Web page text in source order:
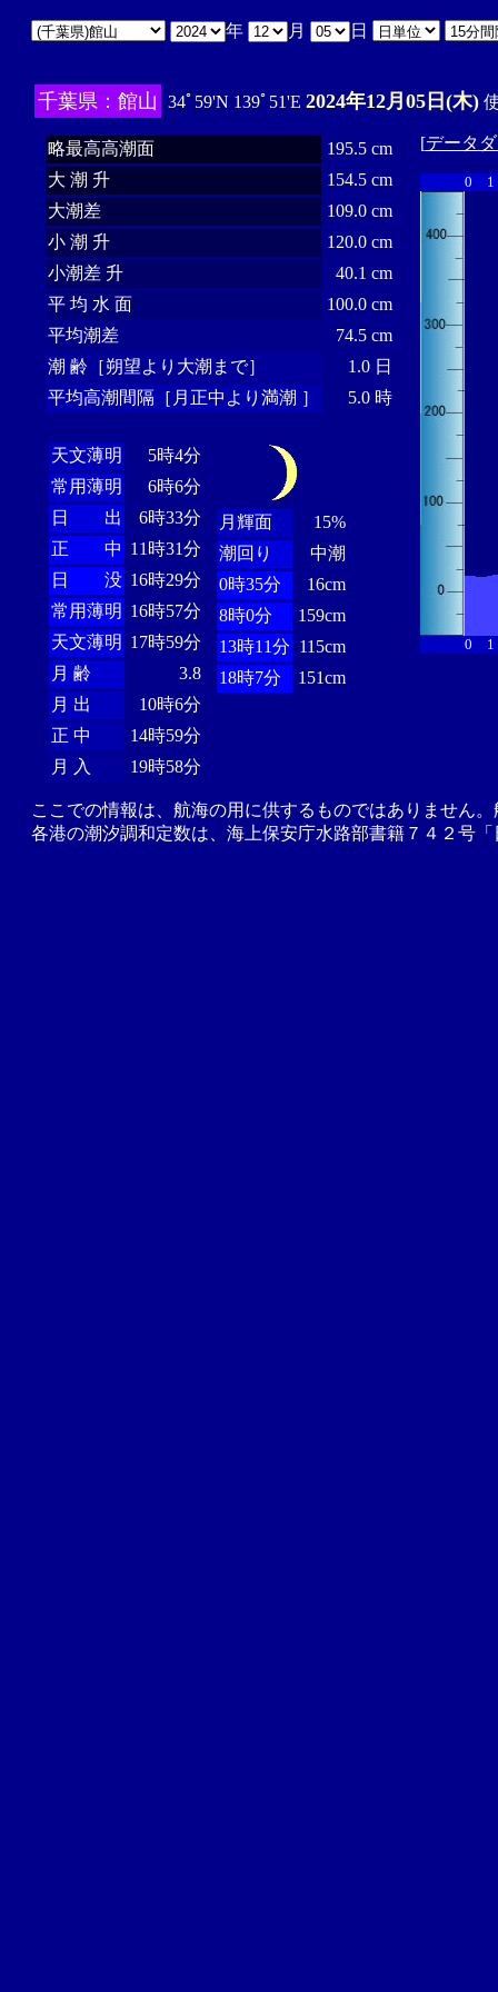
年 月 日
千葉県：館山 34ﾟ59'N 139ﾟ51'E 2024年12月05日(木)
略最高高潮面
195.5 cm
大 潮 升
154.5 cm
大潮差
109.0 cm
小 潮 升
120.0 cm
小潮差 升
40.1 cm
平 均 水 面
100.0 cm
平均潮差
74.5 cm
潮 齢［朔望より大潮まで］
1.0 日
平均高潮間隔［月正中より満潮 ］
5.0 時
天文薄明
5時4分
常用薄明
6時6分
日 出
6時33分
正 中 11時31分
日 没 16時29分
常用薄明 16時57分
天文薄明 17時59分
月 齢
3.8
月 出
10時6分
正 中
14時59分
月 入
19時58分
月輝面
15%
潮回り
中潮
0時35分
16cm
8時0分
159cm
13時11分 115cm
18時7分
151cm
[データ
0 1
0 1
ここでの情報は、航海の用に供するものではありません
各港の潮汐調和定数は、海上保安庁水路部書籍７４２号